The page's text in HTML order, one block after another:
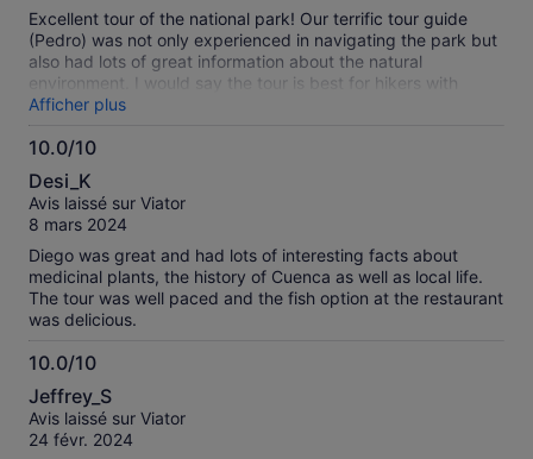
Excellent tour of the national park! Our terrific tour guide
(Pedro) was not only experienced in navigating the park but
also had lots of great information about the natural
environment. I would say the tour is best for hikers with
medium level of fitness/experience - there are some steeper
hills and rock scrambles but nothing unmanageable. The
lunch add-on is definitely worth it. A lot of good food at a
stunning - towering mountains, chilly lakes, marshes, forests,
and out of this world fauna. Truly unmissable if you’re
traveling in Ecuador.
Afficher plus
10.0/10
10.0
sur
10
Desi_K
Avis laissé sur Viator
8 mars 2024
Diego was great and had lots of interesting facts about
medicinal plants, the history of Cuenca as well as local life.
The tour was well paced and the fish option at the restaurant
was delicious.
10.0/10
10.0
sur
10
Jeffrey_S
Avis laissé sur Viator
24 févr. 2024